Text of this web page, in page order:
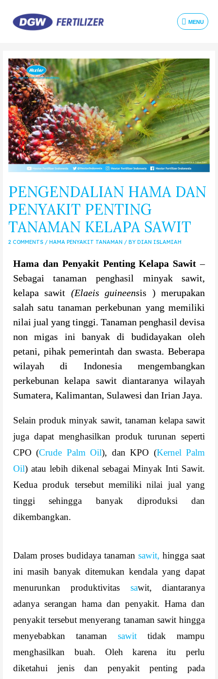
MENU
PENGENDALIAN HAMA DAN
PENYAKIT PENTING
TANAMAN KELAPA SAWIT
2 COMMENTS / HAMA PENYAKIT TANAMAN / BY DIAN ISLAMIAH
Hama dan Penyakit Penting Kelapa Sawit –
Sebagai tanaman penghasil minyak sawit,
kelapa sawit (Elaeis guineensis ) merupakan
salah satu tanaman perkebunan yang memiliki
nilai jual yang tinggi. Tanaman penghasil devisa
non migas ini banyak di budidayakan oleh
petani, pihak pemerintah dan swasta. Beberapa
wilayah di Indonesia mengembangkan
perkebunan kelapa sawit diantaranya wilayah
Sumatera, Kalimantan, Sulawesi dan Irian Jaya.
Selain produk minyak sawit, tanaman kelapa sawit
juga dapat menghasilkan produk turunan seperti
CPO (Crude Palm Oil), dan KPO (Kernel Palm
Oil) atau lebih dikenal sebagai Minyak Inti Sawit.
Kedua produk tersebut memiliki nilai jual yang
tinggi sehingga banyak diproduksi dan
dikembangkan.
Dalam proses budidaya tanamansawit, hingga saat
ini masih banyak ditemukan kendala yang dapat
menurunkan produktivitas sawit, diantaranya
adanya serangan hama dan penyakit. Hama dan
penyakit tersebut menyerang tanaman sawit hingga
menyebabkan tanaman sawit tidak mampu
menghasilkan buah. Oleh karena itu perlu
diketahui jenis dan penyakit penting pada